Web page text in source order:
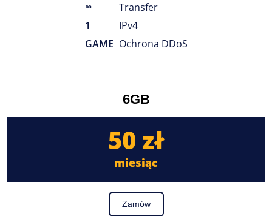
∞
Transfer
1
IPv4
GAME Ochrona DDoS
6GB
50 zł
miesiąc
Zamów